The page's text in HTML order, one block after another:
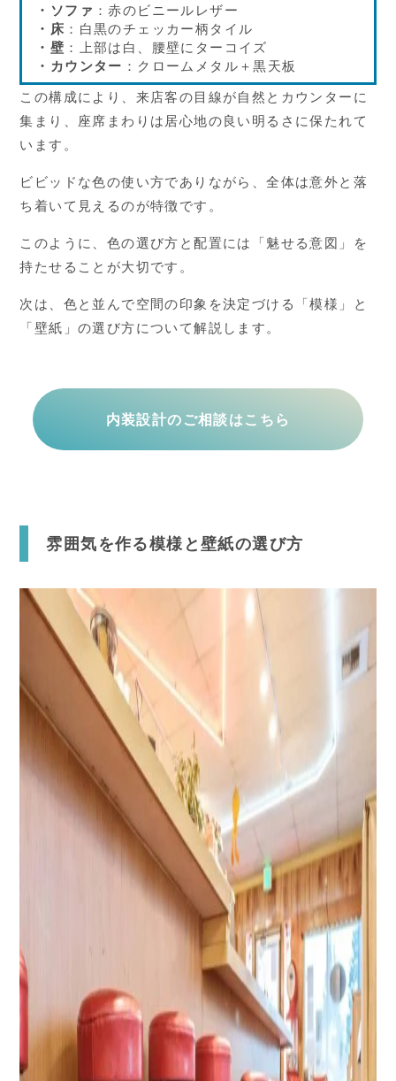
・ソファ ：赤のビニールレザー
・床 ：白黒のチェッカー柄タイル
・壁 ：上部は白、腰壁にターコイズ
・カウンター ：クロームメタル＋黒天板
この構成により、来店客の目線が自然とカウンターに
集まり、座席まわりは居心地の良い明るさに保たれて
います。
ビビッドな色の使い方でありながら、全体は意外と落
ち着いて見えるのが特徴です。
このように、色の選び方と配置には「魅せる意図」を
持たせることが大切です。
次は、色と並んで空間の印象を決定づける「模様」と
「壁紙」の選び方について解説します。
内装設計のご相談はこちら
雰囲気を作る模様と壁紙の選び方